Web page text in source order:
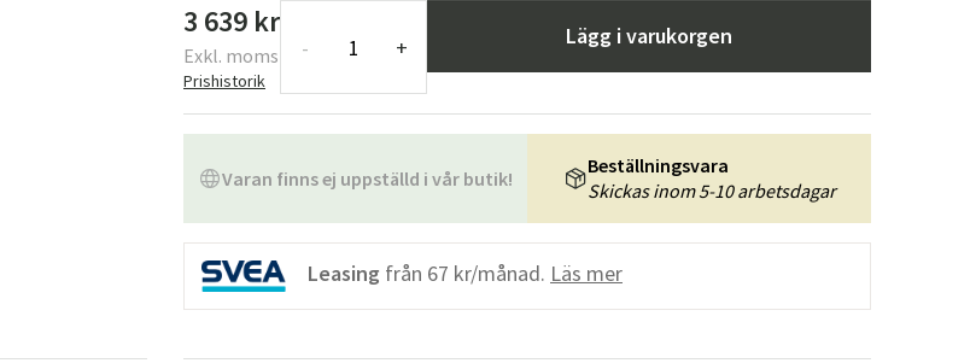
3 639 kr
Exkl. moms
Prishistorik
- + Lägg i varukorgen
Varan finns ej uppställd i vår butik!
Beställningsvara
Skickas inom 5-10 arbetsdagar
Leasing från 67 kr/månad. Läs mer